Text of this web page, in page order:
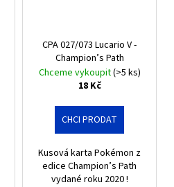
CPA 027/073 Lucario V -
Champion’s Path
Chceme vykoupit(>5 ks)
18 Kč
CHCI PRODAT
Kusová karta Pokémon z
edice Champion’s Path
vydané roku 2020 !